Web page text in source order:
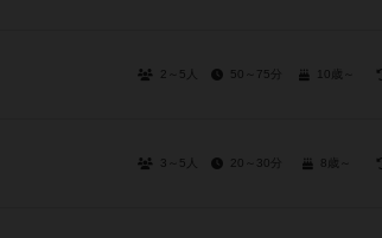
2～5人 50～75分 10歳～
3～5人 20～30分 8歳～